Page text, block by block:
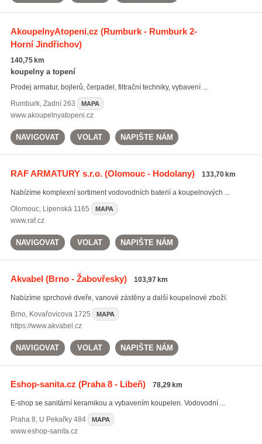
AkoupelnyAtopeni.cz (Rumburk - Rumburk 2-
Horní Jindřichov)
140,75 km
koupelny a topení
Prodej armatur, bojlerů, čerpadel, filtrační techniky, vybavení ...
Rumburk, Zadní 263 MAPA
www.akoupelnyatopeni.cz
NAVIGOVAT VOLAT NAPIŠTE NÁM
RAF ARMATURY s.r.o.(Olomouc - Hodolany) 133,70 km
Nabízíme komplexní sortiment vodovodních baterií a koupelnových ...
Olomouc, Lipenská 1165 MAPA
www.raf.cz
NAVIGOVAT VOLAT NAPIŠTE NÁM
Akvabel(Brno - Žabovřesky) 103,97 km
Nabízíme sprchové dveře, vanové zástěny a další koupelnové zboží.
Brno, Kovařovicova 1725 MAPA
https://www.akvabel.cz
NAVIGOVAT VOLAT NAPIŠTE NÁM
Eshop-sanita.cz (Praha 8 - Libeň) 78,29 km
E-shop se sanitární keramikou a vybavením koupelen. Vodovodní ...
Praha 8, U Pekařky 484 MAPA
www.eshop-sanita.cz